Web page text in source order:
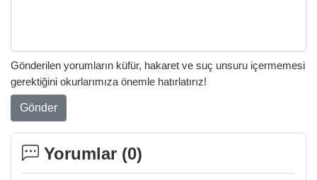
Gönderilen yorumların küfür, hakaret ve suç unsuru içermemesi
gerektiğini okurlarımıza önemle hatırlatırız!
Gönder
Yorumlar (0)